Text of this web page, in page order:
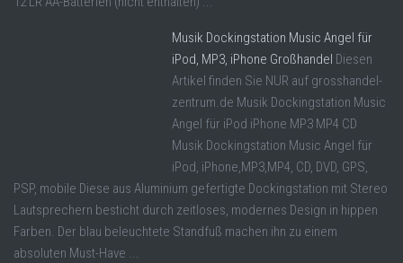
Musik Dockingstation Music Angel für
iPod, MP3, iPhone Großhandel Diesen
Artikel finden Sie NUR auf grosshandel-
zentrum.de Musik Dockingstation Music
Angel für iPod iPhone MP3 MP4 CD
Musik Dockingstation Music Angel für
iPod, iPhone,MP3,MP4, CD, DVD, GPS,
PSP, mobile Diese aus Aluminium gefertigte Dockingstation mit Stereo
Lautsprechern besticht durch zeitloses, modernes Design in hippen
Farben. Der blau beleuchtete Standfuß machen ihn zu einem
absoluten Must-Have ...